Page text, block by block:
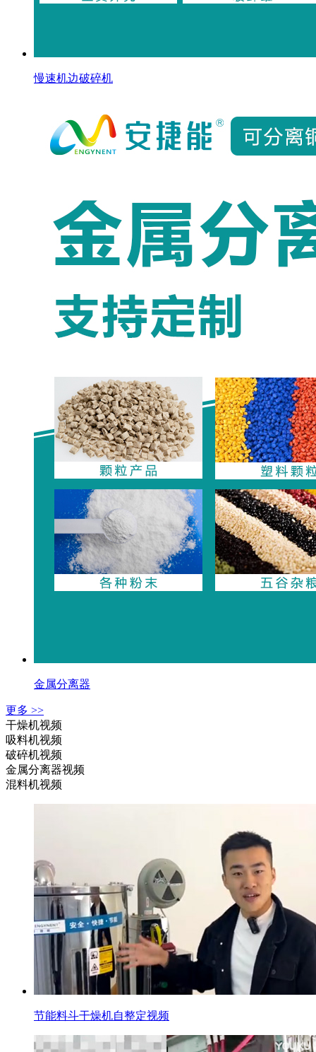
慢速机边破碎机
金属分离器
更多 >>
干燥机视频
吸料机视频
破碎机视频
金属分离器视频
混料机视频
节能料斗干燥机自整定视频